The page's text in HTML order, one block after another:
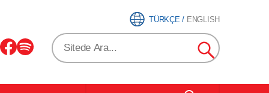
TÜRKÇE/ ENGLISH